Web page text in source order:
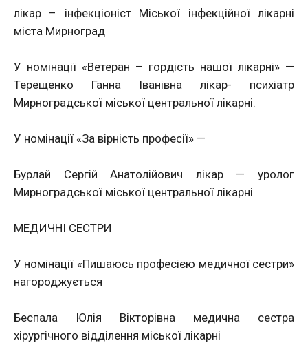
лікар – інфекціоніст Міської інфекційної лікарні
міста Мирноград
У номінації «Ветеран – гордість нашої лікарні» —
Терещенко Ганна Іванівна лікар- психіатр
Мирноградської міської центральної лікарні.
У номінації «За вірність професії» —
Бурлай Сергій Анатолійович лікар — уролог
Мирноградської міської центральної лікарні
МЕДИЧНІ СЕСТРИ
У номінації «Пишаюсь професією медичної сестри»
нагороджується
Беспала Юлія Вікторівна медична сестра
хірургічного відділення міської лікарні